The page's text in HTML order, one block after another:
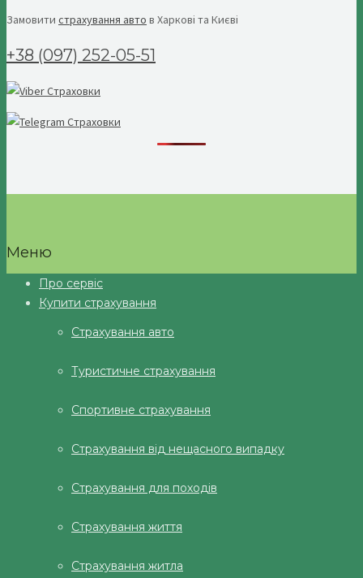
Замовити страхування авто в Харкові та Києві
+38 (097) 252-05-51
Меню
Про сервіс
Купити страхування
Страхування авто
Туристичне страхування
Спортивне страхування
Страхування від нещасного випадку
Страхування для походів
Страхування життя
Страхування житла